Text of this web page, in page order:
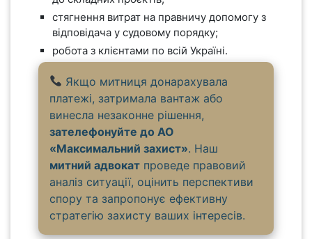
стягнення витрат на правничу допомогу з
відповідача у судовому порядку;
робота з клієнтами по всій Україні.
Якщо митниця донарахувала
платежі, затримала вантаж або
винесла незаконне рішення,
зателефонуйте до АО
«Максимальний захист». Наш
митний адвокат проведе правовий
аналіз ситуації, оцінить перспективи
спору та запропонує ефективну
стратегію захисту ваших інтересів.